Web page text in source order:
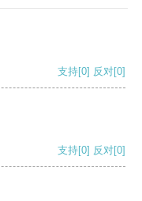
支持[0] 反对[0]
支持[0] 反对[0]